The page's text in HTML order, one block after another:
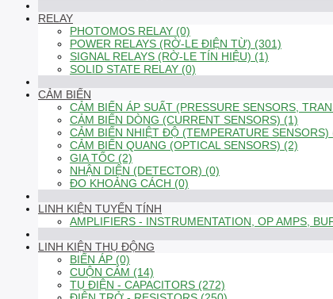
RELAY
PHOTOMOS RELAY (0)
POWER RELAYS (RỜ-LE ĐIỆN TỪ) (301)
SIGNAL RELAYS (RỜ-LE TÍN HIỆU) (1)
SOLID STATE RELAY (0)
CẢM BIẾN
CẢM BIẾN ÁP SUẤT (PRESSURE SENSORS,
CẢM BIẾN DÒNG (CURRENT SENSORS) (1)
CẢM BIẾN NHIỆT ĐỘ (TEMPERATURE SENSORS)
CẢM BIẾN QUANG (OPTICAL SENSORS) (2)
GIA TỐC (2)
NHẬN DIỆN (DETECTOR) (0)
ĐO KHOẢNG CÁCH (0)
LINH KIỆN TUYẾN TÍNH
AMPLIFIERS - INSTRUMENTATION, OP AMPS,
LINH KIỆN THỤ ĐỘNG
BIẾN ÁP (0)
CUỘN CẢM (14)
TỤ ĐIỆN - CAPACITORS (272)